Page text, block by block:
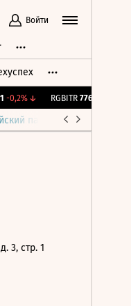
Войти
-0,2%↓ RGBITR 776,83
парламент
3, стр. 1